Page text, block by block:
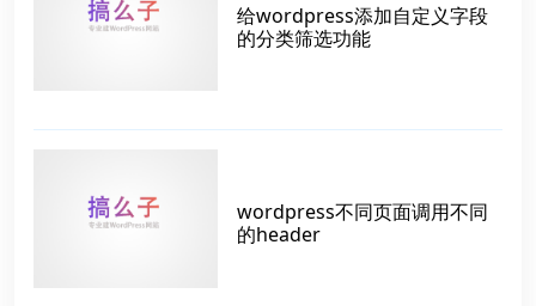
给wordpress添加自定义字段
的分类筛选功能
wordpress不同页面调用不同
的header